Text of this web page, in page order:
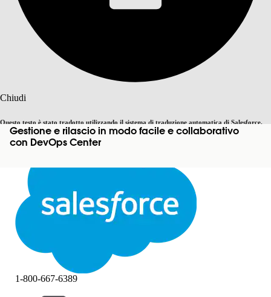
Chiudi
Questo testo è stato tradotto utilizzando il sistema di traduzione automatica di Salesforce.
Ulteriori dettagli sono disponibili
qui Passa all'inglese Non ora
Chiudi Chiudi
Gestione e rilascio in modo facile e collaborativo
con DevOps Center
1-800-667-6389